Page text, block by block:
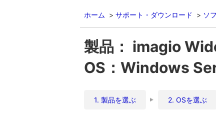
ホーム サポート・ダウンロード ソ
製品： imagio
OS：Windows
1. 製品を選ぶ 2. OSを選ぶ